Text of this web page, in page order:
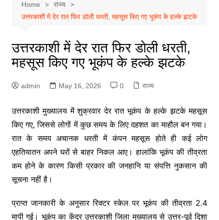
Home
राज्य
उत्तरकाशी में देर रात फिर डोली धरती, महसूस किए गए भूकंप के हल्के झटके
उत्तरकाशी में देर रात फिर डोली धरती,
महसूस किए गए भूकंप के हल्के झटके
admin May 16, 2026 0 राज्य
उत्तरकाशी मुख्यालय में शुक्रवार देर रात भूकंप के हल्के झटके महसूस
किए गए, जिससे लोगों में कुछ समय के लिए दहशत का माहौल बन गया।
रात के समय अचानक धरती में कंपन महसूस होते ही कई लोग
एहतियातन अपने घरों से बाहर निकल आए। हालांकि भूकंप की तीव्रता
कम होने के कारण किसी प्रकार की जनहानि या संपत्ति नुकसान की
सूचना नहीं है।
प्राप्त जानकारी के अनुसार रिक्टर स्केल पर भूकंप की तीव्रता 2.4
मापी गई। भूकंप का केंद्र उत्तरकाशी जिला मुख्यालय से उत्तर-पूर्व दिशा